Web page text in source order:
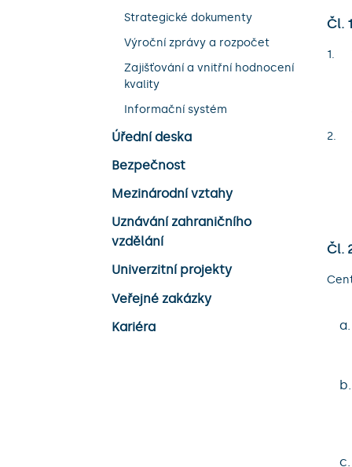
Strategické dokumenty
Výroční zprávy a rozpočet
Zajišťování a vnitřní hodnocení
kvality
Informační systém
Úřední deska
Bezpečnost
Mezinárodní vztahy
Uznávání zahraničního
vzdělání
Univerzitní projekty
Veřejné zakázky
Kariéra
Čl.
Čl.
a.
b.
c.